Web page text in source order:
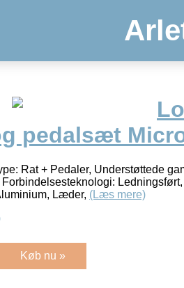
pedalsæt
Rat + Pedaler, Understøttede
Læder, (Læs mere)
Køb nu »